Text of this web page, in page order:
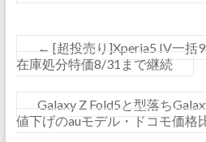
← [超投売り]Xperia5 IV一括
在庫処分特価8/31まで継続
Galaxy Z Fold5と型落ち
値下げのauモデル・ドコモ価格